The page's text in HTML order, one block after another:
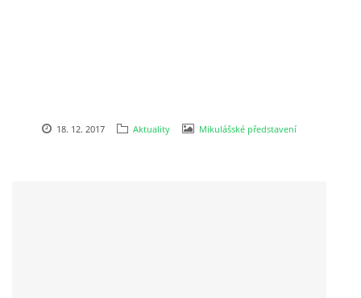
18. 12. 2017 Aktuality Mikulášské představení